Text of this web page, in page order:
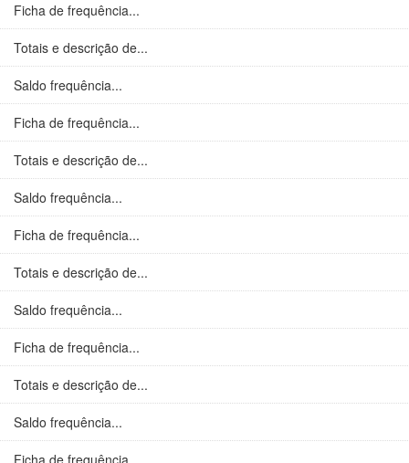
Ficha de frequência...
Totais e descrição de...
Saldo frequência...
Ficha de frequência...
Totais e descrição de...
Saldo frequência...
Ficha de frequência...
Totais e descrição de...
Saldo frequência...
Ficha de frequência...
Totais e descrição de...
Saldo frequência...
Ficha de frequência...